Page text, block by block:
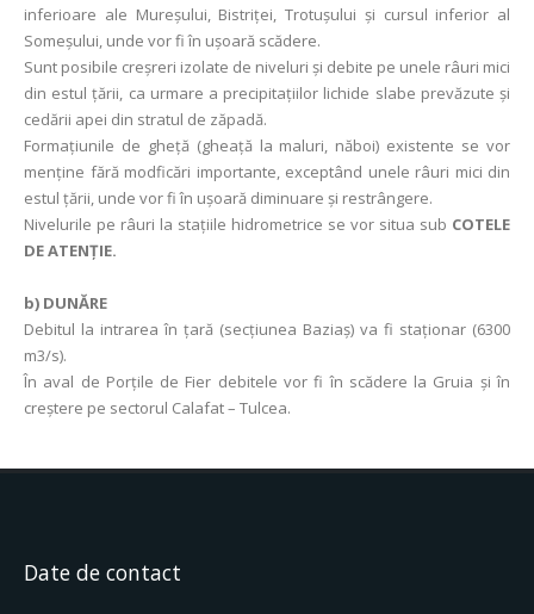
inferioare ale Mureșului, Bistriței, Trotușului și cursul inferior al
Someşului, unde vor fi în uşoară scădere.
Sunt posibile creșreri izolate de niveluri și debite pe unele râuri mici
din estul țării, ca urmare a precipitațiilor lichide slabe prevăzute și
cedării apei din stratul de zăpadă.
Formațiunile de gheță (gheață la maluri, năboi) existente se vor
menține fără modficări importante, exceptând unele râuri mici din
estul țării, unde vor fi în ușoară diminuare și restrângere.
Nivelurile pe râuri la stațiile hidrometrice se vor situa sub COTELE
DE ATENȚIE.
b) DUNĂRE
Debitul la intrarea în ţară (secţiunea Baziaş) va fi staționar (6300
m3/s).
În aval de Porţile de Fier debitele vor fi în scădere la Gruia și în
creștere pe sectorul Calafat – Tulcea.
Date de contact